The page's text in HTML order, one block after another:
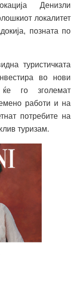
Денизли
локалитет
позната по
туристичката
во нови
го зголемат
работи и на
потребите на
туризам.